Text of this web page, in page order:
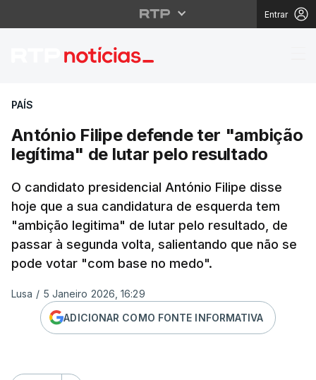
Entrar
António Filipe
PAÍS
António Filipe defende ter "ambição
legítima" de lutar pelo resultado
O candidato presidencial António Filipe disse
hoje que a sua candidatura de esquerda tem
"ambição legitima" de lutar pelo resultado, de
passar à segunda volta, salientando que não se
pode votar "com base no medo".
Lusa / 5 Janeiro 2026, 16:29
ADICIONAR COMO FONTE INFORMATIVA